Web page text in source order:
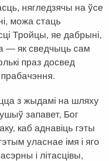
нягледзячы на ўсе
можа стаць
Тройцы, яе дабрыні,
— як сведчыць сам
праз досвед
з жыдамі на шляху
запавет, Бог
каб аднавіць гэты
уласнае імя і яго
і літасцівы,